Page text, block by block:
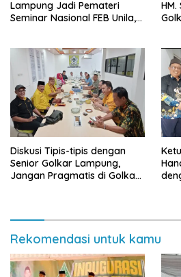
Lampung Jadi Pemateri
Seminar Nasional FEB Unila,
Diskusi Tipis-tipis dengan
Senior Golkar Lampung,
Jangan Pragmatis di Golkar
Rekomendasi untuk kamu